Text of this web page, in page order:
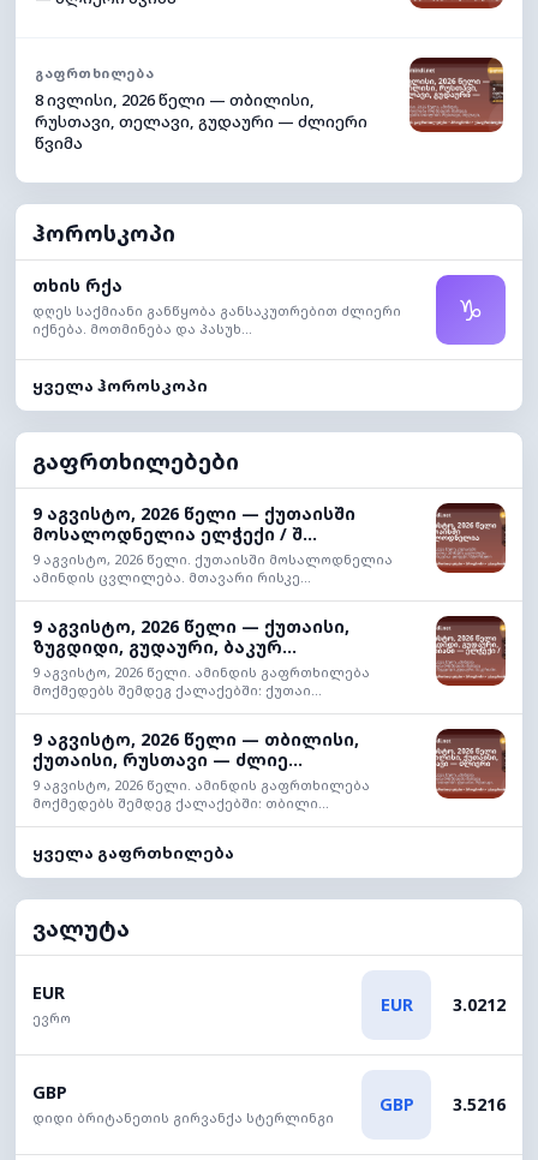
ᲒᲐᲤᲠᲗᲮᲘᲚᲔᲑᲐ
8 ივლისი, 2026 წელი — თბილისი,
რუსთავი, თელავი, გუდაური — ძლიერი
წვიმა
ჰოროსკოპი
თხის რქა
დღეს საქმიანი განწყობა განსაკუთრებით ძლიერი
იქნება. მოთმინება და პასუხ...
♑
ყველა ჰოროსკოპი
გაფრთხილებები
9 აგვისტო, 2026 წელი — ქუთაისში
მოსალოდნელია ელჭექი / შ...
9 აგვისტო, 2026 წელი. ქუთაისში მოსალოდნელია
ამინდის ცვლილება. მთავარი რისკე...
9 აგვისტო, 2026 წელი — ქუთაისი,
ზუგდიდი, გუდაური, ბაკურ...
9 აგვისტო, 2026 წელი. ამინდის გაფრთხილება
მოქმედებს შემდეგ ქალაქებში: ქუთაი...
9 აგვისტო, 2026 წელი — თბილისი,
ქუთაისი, რუსთავი — ძლიე...
9 აგვისტო, 2026 წელი. ამინდის გაფრთხილება
მოქმედებს შემდეგ ქალაქებში: თბილი...
ყველა გაფრთხილება
ვალუტა
EUR
ევრო
EUR 3.0212
GBP
დიდი ბრიტანეთის გირვანქა სტერლინგი
GBP 3.5216